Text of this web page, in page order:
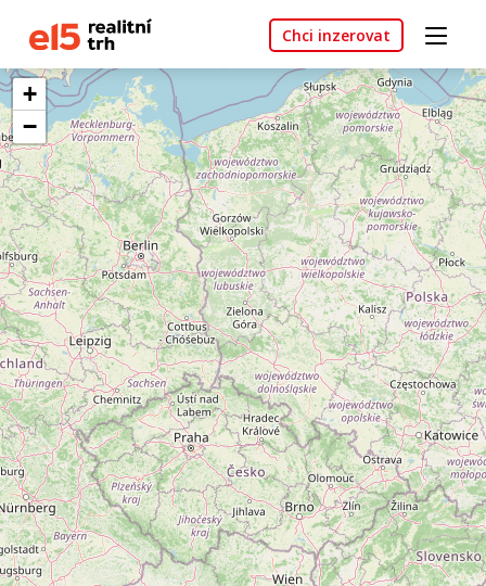
Chci inzerovat
+
−